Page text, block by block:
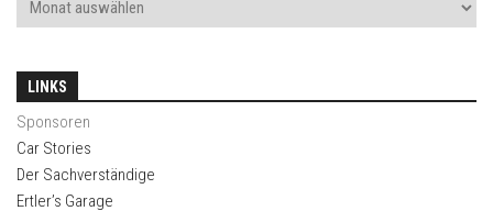
LINKS
Sponsoren
Car Stories
Der Sachverständige
Ertler’s Garage